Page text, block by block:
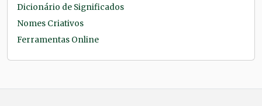
Dicionário de Significados
Nomes Criativos
Ferramentas Online